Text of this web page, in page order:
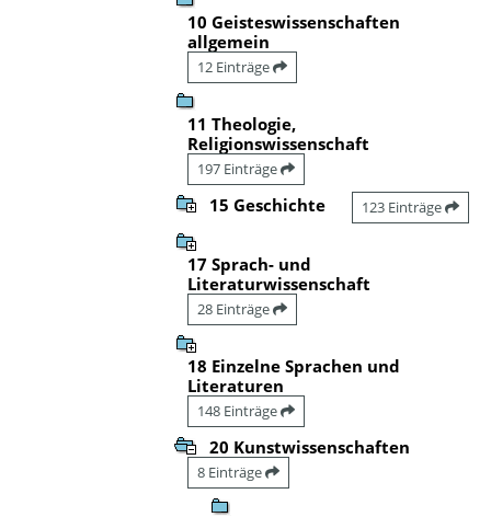
10 Geisteswissenschaften
allgemein
12 Einträge
11 Theologie,
Religionswissenschaft
197 Einträge
15 Geschichte 123 Einträge
17 Sprach- und
Literaturwissenschaft
28 Einträge
18 Einzelne Sprachen und
Literaturen
148 Einträge
20 Kunstwissenschaften
8 Einträge